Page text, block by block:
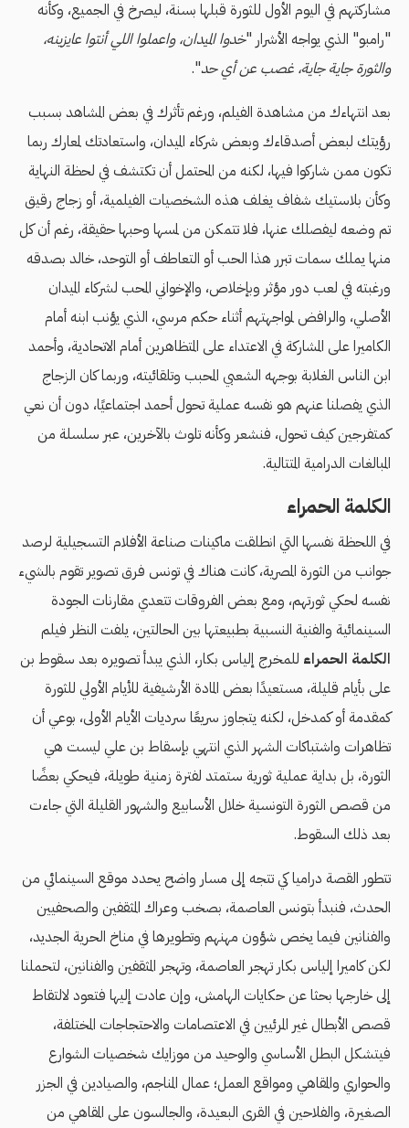
مشاركتهم في اليوم الأول للثورة قبلها بسنة، ليصرخ في الجميع، وكأنه
"رامبو" الذي يواجه الأشرار "خدوا الميدان، واعملوا اللي أنتوا عايزينه،
والثورة جاية جاية، غصب عن أي حد".
بعد انتهاءك من مشاهدة الفيلم، ورغم تأثرك في بعض المشاهد بسبب
رؤيتك لبعض أصدقاءك وبعض شركاء الميدان، واستعادتك لمعارك ربما
تكون ممن شاركوا فيها، لكنه من المحتمل أن تكتشف في لحظة النهاية
وكأن بلاستيك شفاف يغلف هذه الشخصيات الفيلمية، أو زجاج رقيق
تم وضعه ليفصلك عنها، فلا تتمكن من لمسها وحبها حقيقة، رغم أن كل
منها يملك سمات تبرر هذا الحب أو التعاطف أو التوحد، خالد بصدقه
ورغبته في لعب دور مؤثر وبإخلاص، والإخواني المحب لشركاء الميدان
الأصلي، والرافض لمواجهتهم أثناء حكم مرسي، الذي يؤنب ابنه أمام
الكاميرا على المشاركة في الاعتداء على المتظاهرين أمام الاتحادية، وأحمد
ابن الناس الغلابة بوجهه الشعبي المحبب وتلقائيته، وربما كان الزجاج
الذي يفصلنا عنهم هو نفسه عملية تحول أحمد اجتماعيًا، دون أن نعي
كمتفرجين كيف تحول، فنشعر وكأنه تلوث بالآخرين، عبر سلسلة من
المبالغات الدرامية المتتالية.
الكلمة الحمراء
في اللحظة نفسها التي انطلقت ماكينات صناعة الأفلام التسجيلية لرصد
جوانب من الثورة المصرية، كانت هناك في تونس فرق تصوير تقوم بالشيء
نفسه لحكي ثورتهم، ومع بعض الفروقات تتعدي مقارنات الجودة
السينمائية والفنية النسبية بطبيعتها بين الحالتين، يلفت النظر فيلم
الكلمة الحمراء للمخرج إلياس بكار، الذي يبدأ تصويره بعد سقوط بن
على بأيام قليلة، مستعيدًا بعض المادة الأرشيفية للأيام الأولي للثورة
كمقدمة أو كمدخل، لكنه يتجاوز سريعًا سرديات الأيام الأولى، بوعي أن
تظاهرات واشتباكات الشهر الذي انتهي بإسقاط بن علي ليست هي
الثورة، بل بداية عملية ثورية ستمتد لفترة زمنية طويلة، فيحكي بعضًا
من قصص الثورة التونسية خلال الأسابيع والشهور القليلة التي جاءت
بعد ذلك السقوط.
تتطور القصة دراميا كي تتجه إلى مسار واضح يحدد موقع السينمائي من
الحدث، فنبدأ بتونس العاصمة، بصخب وعراك المثقفين والصحفيين
والفنانين فيما يخص شؤون مهنهم وتطويرها في مناخ الحرية الجديد،
لكن كاميرا إلياس بكار تهجر العاصمة، وتهجر المثقفين والفنانين، لتحملنا
إلى خارجها بحثا عن حكايات الهامش، وإن عادت إليها فتعود لالتقاط
قصص الأبطال غير المرئيين في الاعتصامات والاحتجاجات المختلفة،
فيتشكل البطل الأساسي والوحيد من موزايك شخصيات الشوارع
والحواري والمقاهي ومواقع العمل؛ عمال المناجم، والصيادين في الجزر
الصغيرة، والفلاحين في القرى البعيدة، والجالسون على المقاهي من